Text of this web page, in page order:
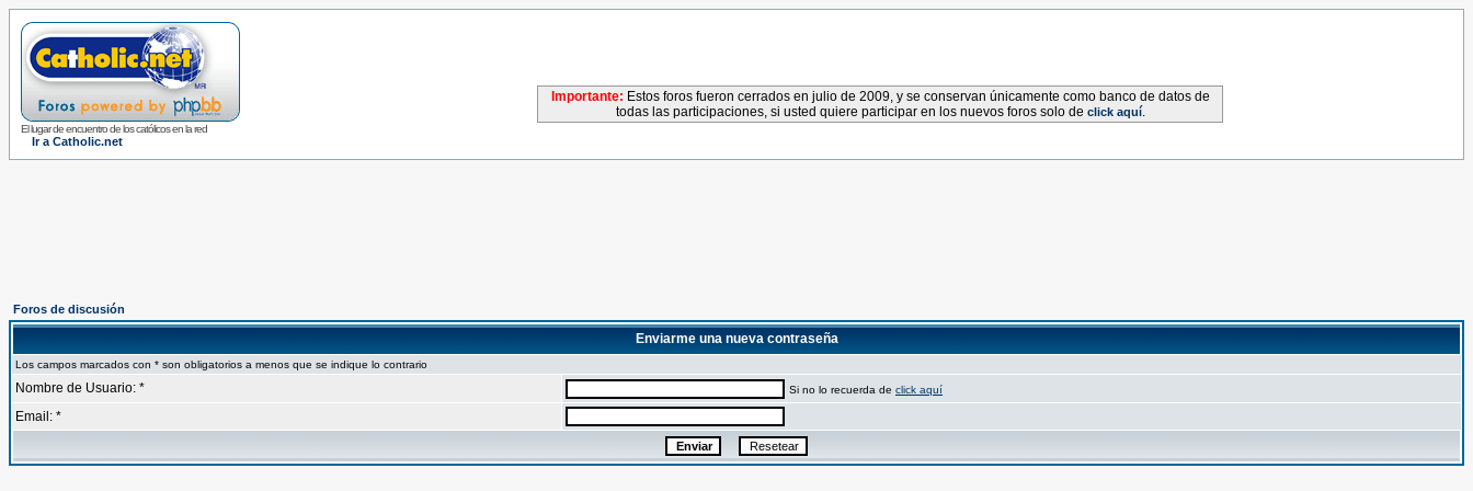
El lugar de encuentro de los católicos en la red
Ir a Catholic.net
Importante: Estos foros fueron cerrados en julio de 2009, y se conservan únicamente como banco de datos de
todas las participaciones, si usted quiere participar en los nuevos foros solo de click aquí.
Foros de discusión
Enviarme una nueva contraseña
Los campos marcados con * son obligatorios a menos que se indique lo contrario
Nombre de Usuario: * Si no lo recuerda de click aquí
Email: *